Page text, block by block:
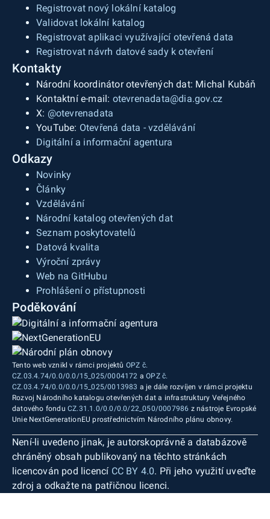
Registrovat nový lokální katalog
Validovat lokální katalog
Registrovat aplikaci využívající otevřená data
Registrovat návrh datové sady k otevření
Kontakty
Národní koordinátor otevřených dat: Michal Kubáň
Kontaktní e-mail: otevrenadata@dia.gov.cz
X: @otevrenadata
YouTube: Otevřená data - vzdělávání
Digitální a informační agentura
Odkazy
Novinky
Články
Vzdělávání
Národní katalog otevřených dat
Seznam poskytovatelů
Datová kvalita
Výroční zprávy
Web na GitHubu
Prohlášení o přístupnosti
Poděkování
Tento web vznikl v rámci projektů OPZ č.
CZ.03.4.74/0.0/0.0/15_025/0004172 aOPZ č.
CZ.03.4.74/0.0/0.0/15_025/0013983 a je dále rozvíjen v rámci projektu
Rozvoj Národního katalogu otevřených dat a infrastruktury Veřejného
datového fondu CZ.31.1.0/0.0/0.0/22_050/0007986 z nástroje Evropské
Unie NextGenerationEU prostřednictvím Národního plánu obnovy.
Není-li uvedeno jinak, je autorskoprávně a databázově
chráněný obsah publikovaný na těchto stránkách
licencován pod licencí CC BY 4.0. Při jeho využití uveďte
zdroj a odkažte na patřičnou licenci.